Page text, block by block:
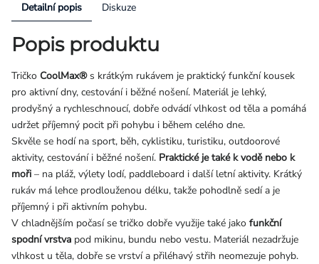
Detailní popis Diskuze
Popis produktu
Tričko CoolMax®s krátkým rukávem je praktický funkční kousek
pro aktivní dny, cestování i běžné nošení. Materiál je lehký,
prodyšný a rychleschnoucí, dobře odvádí vlhkost od těla a pomáhá
udržet příjemný pocit při pohybu i během celého dne.
Skvěle se hodí na sport, běh, cyklistiku, turistiku, outdoorové
aktivity, cestování i běžné nošení. Praktické je také k vodě nebo k
moři – na pláž, výlety lodí, paddleboard i další letní aktivity. Krátký
rukáv má lehce prodlouženou délku, takže pohodlně sedí a je
příjemný i při aktivním pohybu.
V chladnějším počasí se tričko dobře využije také jako funkční
spodní vrstva pod mikinu, bundu nebo vestu. Materiál nezadržuje
vlhkost u těla, dobře se vrství a přiléhavý střih neomezuje pohyb.